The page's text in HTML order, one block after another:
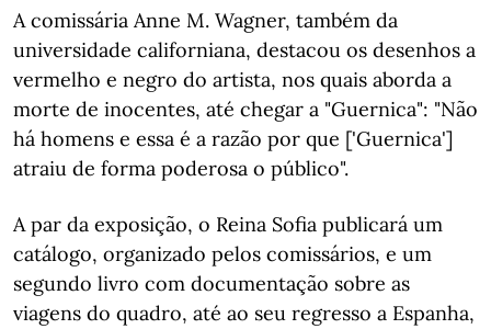
A comissária Anne M. Wagner, também da
universidade californiana, destacou os desenhos a
vermelho e negro do artista, nos quais aborda a
morte de inocentes, até chegar a "Guernica": "Não
há homens e essa é a razão por que ['Guernica']
atraiu de forma poderosa o público".
A par da exposição, o Reina Sofia publicará um
catálogo, organizado pelos comissários, e um
segundo livro com documentação sobre as
viagens do quadro, até ao seu regresso a Espanha,